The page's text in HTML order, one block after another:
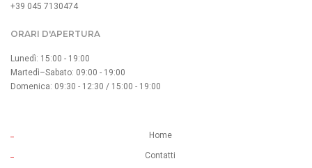
+39 045 7130474
ORARI D'APERTURA
Lunedì: 15:00 - 19:00
Martedì–Sabato: 09:00 - 19:00
Domenica: 09:30 - 12:30 / 15:00 - 19:00
Home
Contatti